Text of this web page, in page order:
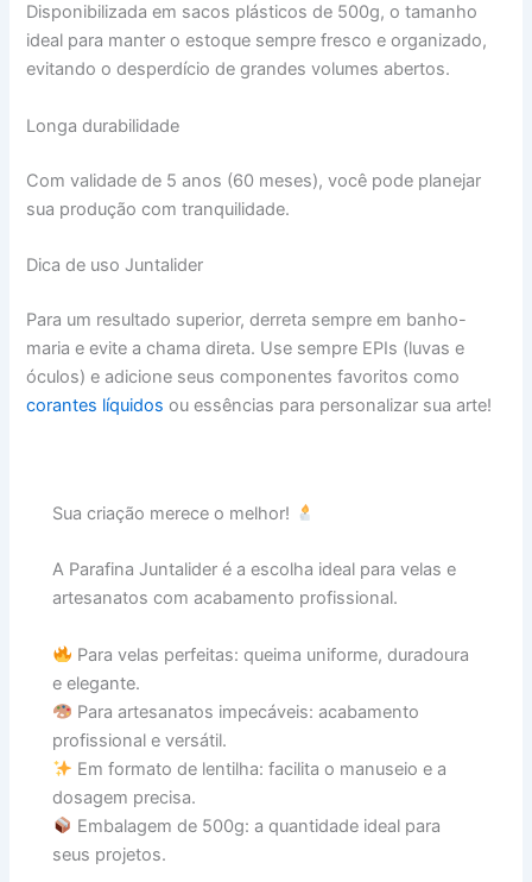
Disponibilizada em sacos plásticos de 500g, o tamanho
ideal para manter o estoque sempre fresco e organizado,
evitando o desperdício de grandes volumes abertos.
Longa durabilidade
Com validade de 5 anos (60 meses), você pode planejar
sua produção com tranquilidade.
Dica de uso Juntalider
Para um resultado superior, derreta sempre em banho-
maria e evite a chama direta. Use sempre EPIs (luvas e
óculos) e adicione seus componentes favoritos como
corantes líquidos ou essências para personalizar sua arte!
Sua criação merece o melhor!
A Parafina Juntalider é a escolha ideal para velas e
artesanatos com acabamento profissional.
Para velas perfeitas: queima uniforme, duradoura
e elegante.
Para artesanatos impecáveis: acabamento
profissional e versátil.
Em formato de lentilha: facilita o manuseio e a
dosagem precisa.
Embalagem de 500g: a quantidade ideal para
seus projetos.